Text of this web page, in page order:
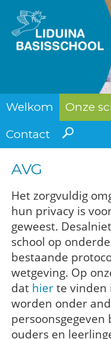
Welkom Onze
Contact
AVG
Het zorgvuldig
hun privacy is
geweest.
school op
bestaande
wetgeving. Op
dat hierte vinden
worden onder
ouders en